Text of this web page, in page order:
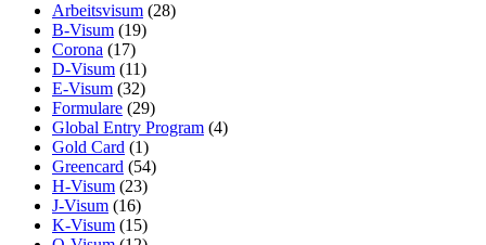
Arbeitsvisum (28)
B-Visum (19)
Corona (17)
D-Visum (11)
E-Visum (32)
Formulare (29)
Global Entry Program (4)
Gold Card (1)
Greencard (54)
H-Visum (23)
J-Visum (16)
K-Visum (15)